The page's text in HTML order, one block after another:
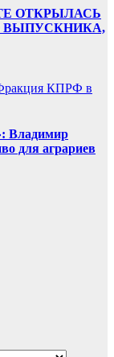
ОТКРЫЛАСЬ
ВЫПУСКНИКА,
КПРФ в
Владимир
для аграриев